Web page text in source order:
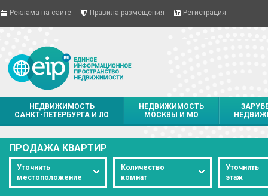
Реклама на сайте Правила размещения Регистрация
НЕДВИЖИМОСТЬ
САНКТ-ПЕТЕРБУРГА И ЛО
НЕДВИЖИМОСТЬ
МОСКВЫ И МО
ПРОДАЖА КВАРТИР
Уточнить
местоположение
Количество
комнат
Уточнить
этаж